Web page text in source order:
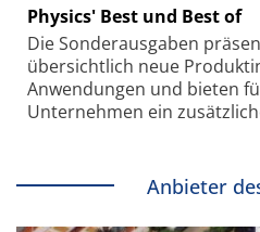
Physics' Best und Best of
Die Sonder­ausgaben
übersichtlich neue
Anwendungen und bieten
Unternehmen ein
Anbieter